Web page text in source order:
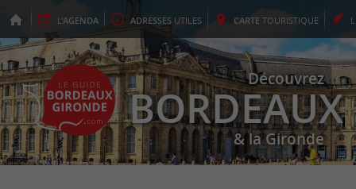
L'AGENDA ADRESSES UTILES CARTE TOURISTIQUE
Découvrez
BORDEAUX
& la Gironde